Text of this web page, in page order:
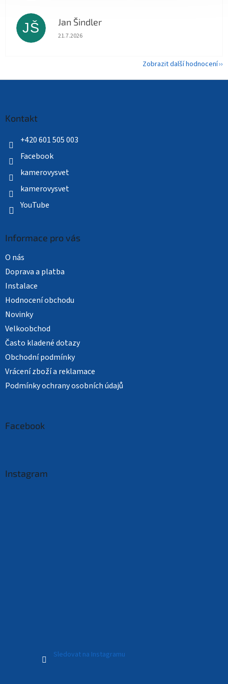
JŠ Jan Šindler
Hodnocení obchodu je 5 z 5 hvězdiček.
21.7.2026
Zobrazit další hodnocení
Kontakt
+420 601 505 003
Facebook
kamerovysvet
kamerovysvet
YouTube
Informace pro vás
O nás
Doprava a platba
Instalace
Hodnocení obchodu
Novinky
Velkoobchod
Často kladené dotazy
Obchodní podmínky
Vrácení zboží a reklamace
Podmínky ochrany osobních údajů
Facebook
Instagram
Sledovat na Instagramu